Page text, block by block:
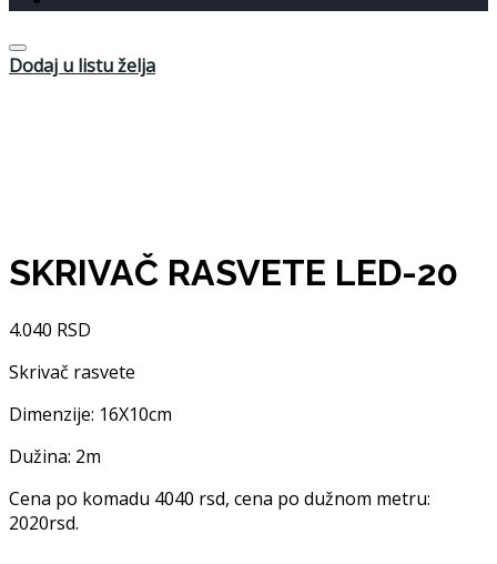
Dodaj u listu želja
SKRIVAČ RASVETE LED-20
4.040 RSD
Skrivač rasvete
Dimenzije: 16X10cm
Dužina: 2m
Cena po komadu 4040 rsd, cena po dužnom metru:
2020rsd.